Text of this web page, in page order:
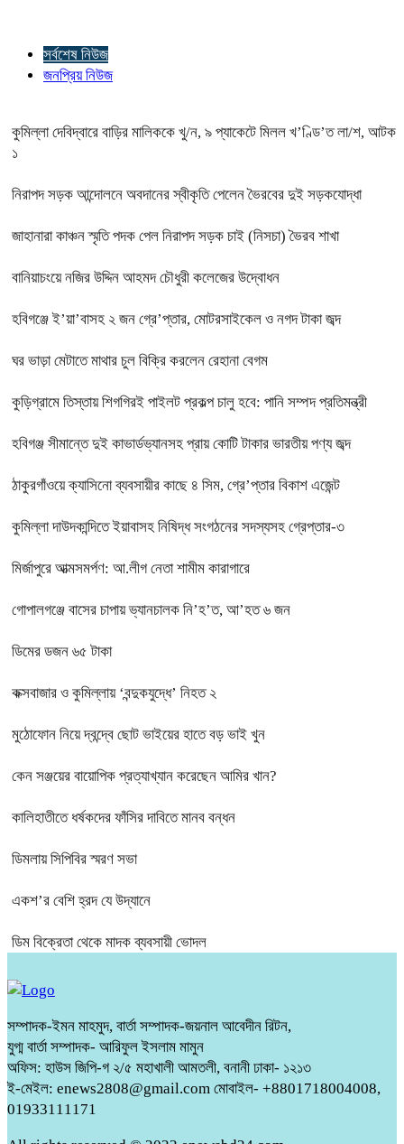
সর্বশেষ নিউজ
জনপ্রিয় নিউজ
কুমিল্লা দেবিদ্বারে বাড়ির মালিককে খু/ন, ৯ প্যাকেটে মিলল খ’ণ্ডি’ত লা/শ, আটক
১
নিরাপদ সড়ক আন্দোলনে অবদানের স্বীকৃতি পেলেন ভৈরবের দুই সড়কযোদ্ধা
জাহানারা কাঞ্চন স্মৃতি পদক পেল নিরাপদ সড়ক চাই (নিসচা) ভৈরব শাখা
বানিয়াচংয়ে নজির উদ্দিন আহমদ চৌধুরী কলেজের উদ্বোধন
হবিগঞ্জে ই’য়া’বাসহ ২ জন গ্রে’প্তার, মোটরসাইকেল ও নগদ টাকা জব্দ
ঘর ভাড়া মেটাতে মাথার চুল বিক্রি করলেন রেহানা বেগম
কুড়িগ্রামে তিস্তায় শিগগিরই পাইলট প্রকল্প চালু হবে: পানি সম্পদ প্রতিমন্ত্রী
হবিগঞ্জ সীমান্তে দুই কাভার্ডভ্যানসহ প্রায় কোটি টাকার ভারতীয় পণ্য জব্দ
ঠাকুরগাঁওয়ে ক্যাসিনো ব্যবসায়ীর কাছে ৪ সিম, গ্রে’প্তার বিকাশ এজেন্ট
কুমিল্লা দাউদকান্দিতে ইয়াবাসহ নিষিদ্ধ সংগঠনের সদস্যসহ গ্রেপ্তার-৩
মির্জাপুরে আত্মসমর্পণ: আ.লীগ নেতা শামীম কারাগারে
গোপালগঞ্জে বাসের চাপায় ভ্যানচালক নি’হ’ত, আ’হত ৬ জন
ডিমের ডজন ৬৫ টাকা
কক্সবাজার ও কুমিল্লায় ‘বন্দুকযুদ্ধে’ নিহত ২
মুঠোফোন নিয়ে দ্বন্দ্বে ছোট ভাইয়ের হাতে বড় ভাই খুন
কেন সঞ্জয়ের বায়োপিক প্রত্যাখ্যান করেছেন আমির খান?
কালিহাতীতে ধর্ষকদের ফাঁসির দাবিতে মানব বন্ধন
ডিমলায় সিপিবির স্মরণ সভা
একশ’র বেশি হ্রদ যে উদ্যানে
ডিম বিক্রেতা থেকে মাদক ব্যবসায়ী ভোদল
সম্পাদক-ইমন মাহমুদ, বার্তা সম্পাদক-জয়নাল আবেদীন রিটন,
যুগ্ম বার্তা সম্পাদক- আরিফুল ইসলাম মামুন
অফিস: হাউস জিপি-গ ২/৫ মহাখালী আমতলী, বনানী ঢাকা- ১২১৩
ই-মেইল: enews2808@gmail.com মোবাইল- +8801718004008,
01933111171